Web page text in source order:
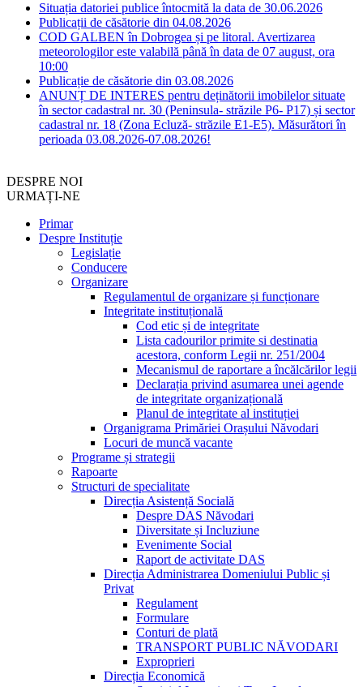
Situația datoriei publice întocmită la data de 30.06.2026
Publicații de căsătorie din 04.08.2026
COD GALBEN în Dobrogea și pe litoral. Avertizarea
meteorologilor este valabilă până în data de 07 august, ora
10:00
Publicație de căsătorie din 03.08.2026
ANUNȚ DE INTERES pentru deținătorii imobilelor situate
în sector cadastral nr. 30 (Peninsula- străzile P6- P17) și sector
cadastral nr. 18 (Zona Ecluză- străzile E1-E5). Măsurători în
perioada 03.08.2026-07.08.2026!
DESPRE NOI
URMAȚI-NE
Primar
Despre Instituție
Legislație
Conducere
Organizare
Regulamentul de organizare și funcționare
Integritate instituțională
Cod etic și de integritate
Lista cadourilor primite si destinatia
acestora, conform Legii nr. 251/2004
Mecanismul de raportare a încălcărilor legii
Declarația privind asumarea unei agende
de integritate organizațională
Planul de integritate al instituției
Organigrama Primăriei Orașului Năvodari
Locuri de muncă vacante
Programe și strategii
Rapoarte
Structuri de specialitate
Direcția Asistență Socială
Despre DAS Năvodari
Diversitate și Incluziune
Evenimente Social
Raport de activitate DAS
Direcția Administrarea Domeniului Public și
Privat
Regulament
Formulare
Conturi de plată
TRANSPORT PUBLIC NĂVODARI
Exproprieri
Direcția Economică